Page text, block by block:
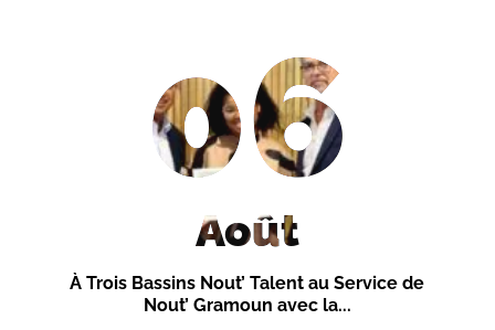
À Trois Bassins Nout’ Talent au Service de
Nout’ Gramoun avec la...
06
Août